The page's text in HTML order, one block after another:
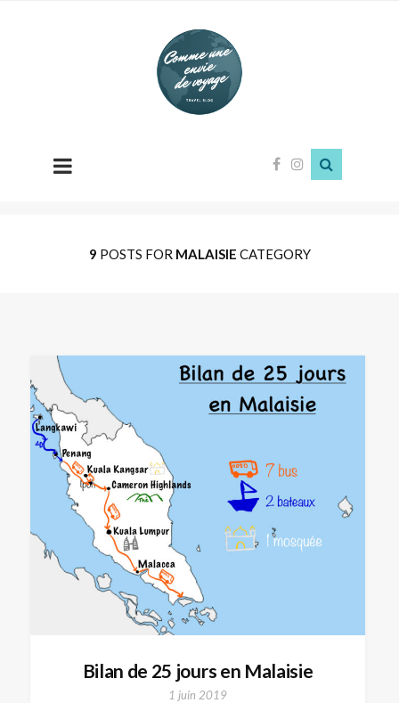
Comme
une
envie
de
9 POSTS FOR MALAISIE CATEGORY
Bilan de 25 jours en Malaisie
1 juin 2019